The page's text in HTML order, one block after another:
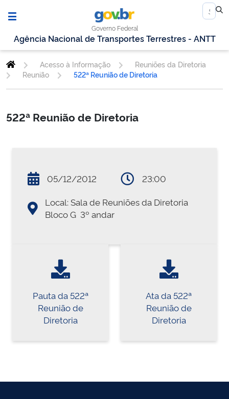
Governo Federal
Agência Nacional de Transportes Terrestres - ANTT
Acesso à Informação
Reuniões da Diretoria
Reunião
522ª Reunião de Diretoria
522ª Reunião de Diretoria
05/12/2012
23:00
Local: Sala de Reuniões da Diretoria 
Bloco G  3º andar
Pauta da 522ª
Reunião de
Diretoria
Ata da 522ª
Reunião de
Diretoria